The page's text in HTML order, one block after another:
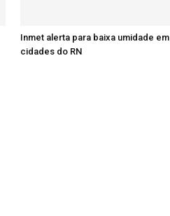
Inmet alerta para baixa umidade em
cidades do RN